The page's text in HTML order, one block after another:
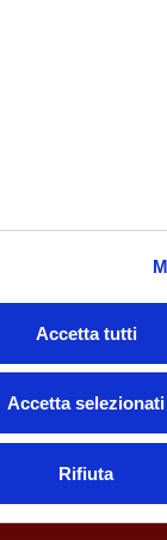
Accetta tutti
Accetta selezionati
Rifiuta
– 20154 Milano
– 19/23:30